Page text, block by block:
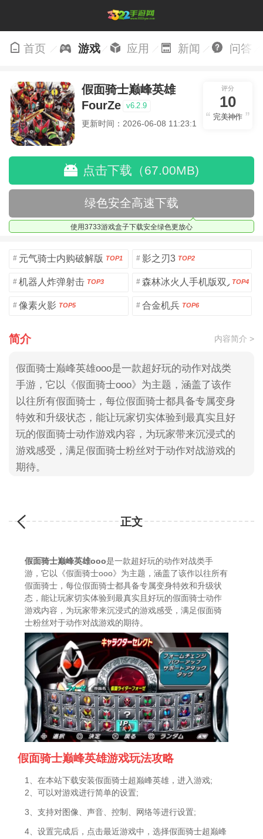
首页 游戏 应用 新闻 问答
假面骑士巅峰英雄
FourZe
v6.2.9
更新时间：2026-06-08 11:23:13
评分
10
完美神作
点击下载（67.00MB)
绿色安全高速下载
使用3733游戏盒子下载安全绿色更放心
# 元气骑士内购破解版 TOP1 # 影之刃3 TOP2
# 机器人炸弹射击 TOP3 # 森林冰火人手机版双人版
TOP4
# 像素火影 TOP5 # 合金机兵 TOP6
简介 内容简介 >
假面骑士巅峰英雄ooo是一款超好玩的动作对战类
手游，它以《假面骑士ooo》为主题，涵盖了该作
以往所有假面骑士，每位假面骑士都具备专属变身
特效和升级状态，能让玩家切实体验到最真实且好
玩的假面骑士动作游戏内容，为玩家带来沉浸式的
游戏感受，满足假面骑士粉丝对于动作对战游戏的
期待。
正文
假面骑士巅峰英雄ooo是一款超好玩的动作对战类手
游，它以《假面骑士ooo》为主题，涵盖了该作以往所有
假面骑士，每位假面骑士都具备专属变身特效和升级状
态，能让玩家切实体验到最真实且好玩的假面骑士动作
游戏内容，为玩家带来沉浸式的游戏感受，满足假面骑
士粉丝对于动作对战游戏的期待。
假面骑士巅峰英雄游戏玩法攻略
1、在本站下载安装假面骑士超巅峰英雄，进入游戏;
2、可以对游戏进行简单的设置;
3、支持对图像、声音、控制、网络等进行设置;
4、设置完成后，点击最近游戏中，选择假面骑士超巅峰